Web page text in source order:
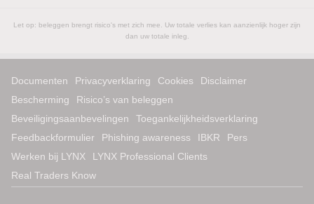
Let op: beleggen brengt risico's met zich mee. Uw totale verlies kan aanzienlijk hoger zijn
dan uw totale inleg.
Documenten Privacyverklaring Cookies
Disclaimer
Bescherming
Risico’s van beleggen
Beveiligingsaanbevelingen
Toegankelijkheidsverklaring
Feedbackformulier
Phishing awareness IBKR
Pers
Werken bij LYNX
LYNX Professional Clients
Real Traders Know